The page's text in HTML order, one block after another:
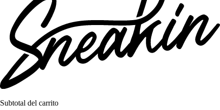
Subtotal del carrito